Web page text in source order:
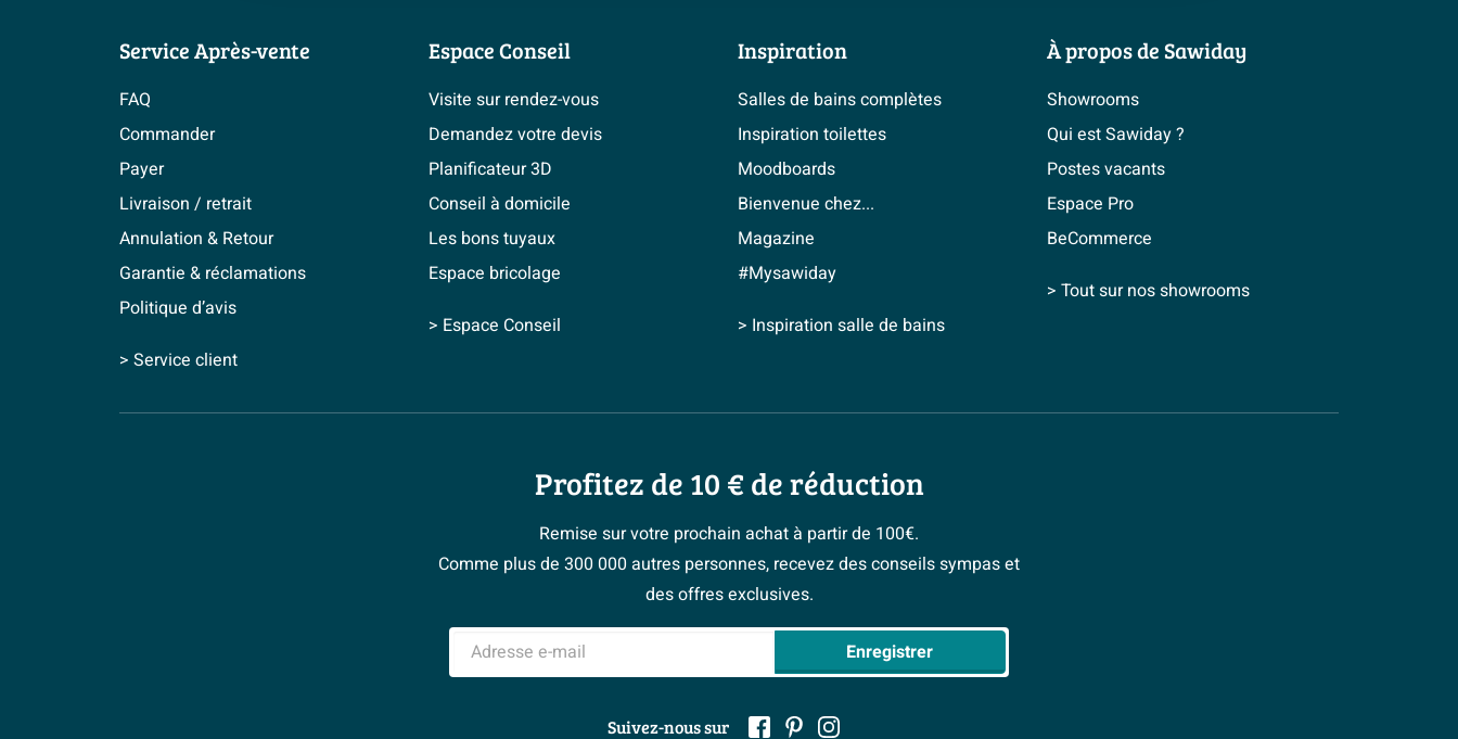
Service Après-vente
FAQ
Commander
Payer
Livraison / retrait
Annulation & Retour
Garantie & réclamations
Politique d’avis
> Service client
Espace Conseil
Visite sur rendez-vous
Demandez votre devis
Planificateur 3D
Conseil à domicile
Les bons tuyaux
Espace bricolage
> Espace Conseil
Inspiration
Salles de bains complètes
Inspiration toilettes
Moodboards
Bienvenue chez...
Magazine
#Mysawiday
> Inspiration salle de bains
À propos de Sawiday
Showrooms
Qui est Sawiday ?
Postes vacants
Espace Pro
BeCommerce
> Tout sur nos showrooms
Profitez de 10 € de réduction
Remise sur votre prochain achat à partir de 100€.
Comme plus de 300 000 autres personnes, recevez des conseils sympas et
des offres exclusives.
Adresse e-mail
Enregistrer
Suivez-nous sur